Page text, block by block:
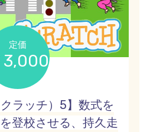
定価
3,000
ラッチ）5】数式を
登校させる、持久走